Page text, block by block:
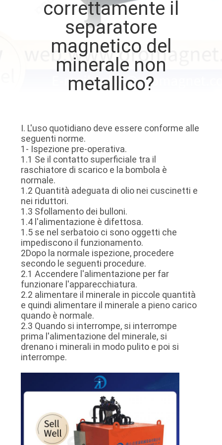
CONTROLLO
QUALITÀ
CONTATTICI
CONOSCENZE
CASI
MAPPA
DEL
SITO
PRIVACY
POLICY
correttamente il
separatore
magnetico del
minerale non
metallico?
I. L'uso quotidiano deve essere conforme alle
seguenti norme.
1- Ispezione pre-operativa.
1.1 Se il contatto superficiale tra il
raschiatore di scarico e la bombola è
normale.
1.2 Quantità adeguata di olio nei cuscinetti e
nei riduttori.
1.3 Sfollamento dei bulloni.
1.4 l'alimentazione è difettosa.
1.5 se nel serbatoio ci sono oggetti che
impediscono il funzionamento.
2Dopo la normale ispezione, procedere
secondo le seguenti procedure.
2.1 Accendere l'alimentazione per far
funzionare l'apparecchiatura.
2.2 alimentare il minerale in piccole quantità
e quindi alimentare il minerale a pieno carico
quando è normale.
2.3 Quando si interrompe, si interrompe
prima l'alimentazione del minerale, si
drenano i minerali in modo pulito e poi si
interrompe.